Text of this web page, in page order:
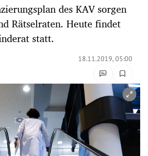
des KAV sorgen
Rätselraten. Heute findet
statt.
18.11.2019, 05:00
schließen